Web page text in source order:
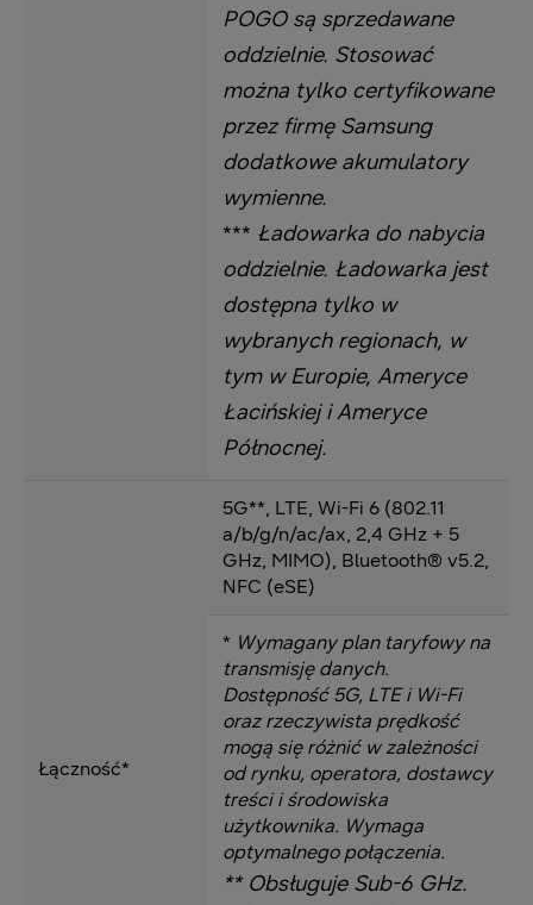
POGO są sprzedawane
oddzielnie. Stosować
można tylko certyfikowane
przez firmę Samsung
dodatkowe akumulatory
wymienne.
*** Ładowarka do nabycia
oddzielnie. Ładowarka jest
dostępna tylko w
wybranych regionach, w
tym w Europie, Ameryce
Łacińskiej i Ameryce
Północnej.
Łączność*
5G**, LTE, Wi-Fi 6 (802.11
a/b/g/n/ac/ax, 2,4 GHz + 5
GHz, MIMO), Bluetooth® v5.2,
NFC (eSE)
* Wymagany plan taryfowy na
transmisję danych.
Dostępność 5G, LTE i Wi-Fi
oraz rzeczywista prędkość
mogą się różnić w zależności
od rynku, operatora, dostawcy
treści i środowiska
użytkownika. Wymaga
optymalnego połączenia.
** Obsługuje Sub-6 GHz.